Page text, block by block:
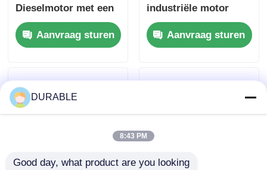
Dieselmotor met een
boring × slagkracht
van 86 × 72 mm en
een totale afmeting
prestaties
Aanvraag sturen
industriële motor
Viertaktmotor type
Ontworpen voor
maximale
Aanvraag sturen
DURABLE
8:43 PM
Good day, what product are you looking